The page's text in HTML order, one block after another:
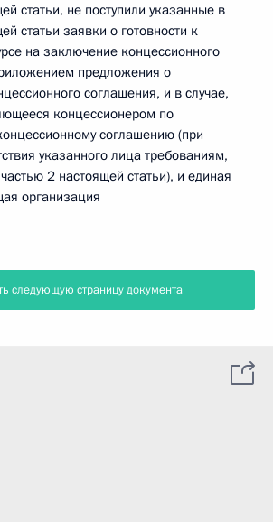
статьи, не поступили указанные в
статьи заявки о готовности к
на заключение концессионного
предложения о
соглашения, и в случае,
концессионером по
соглашению (при
указанного лица требованиям,
2 настоящей статьи), и единая
организация
следующую страницу документа